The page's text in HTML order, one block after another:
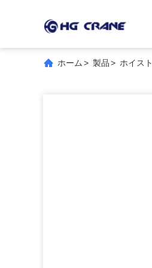
ホーム > 製品> ホイスト